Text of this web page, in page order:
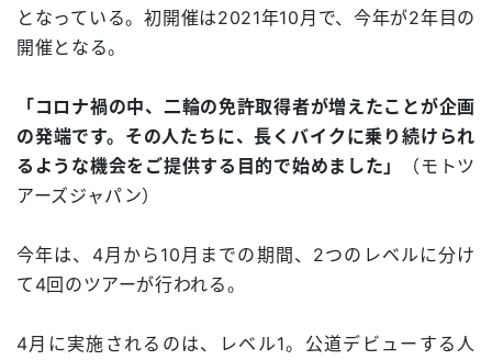
となっている。初開催は2021年10月で、今年が2年目の
開催となる。
「コロナ禍の中、二輪の免許取得者が増えたことが企画
の発端です。その人たちに、長くバイクに乗り続けられ
るような機会をご提供する目的で始めました」
（モトツ
アーズジャパン）
今年は、4月から10月までの期間、2つのレベルに分け
て4回のツアーが行われる。
4月に実施されるのは、レベル1。公道デビューする人